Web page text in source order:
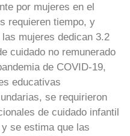
por mujeres en el
requieren tiempo, y
mujeres dedican 3.2
cuidado no remunerado
de COVID-19,
educativas
se requirieron
de cuidado infantil
se estima que las